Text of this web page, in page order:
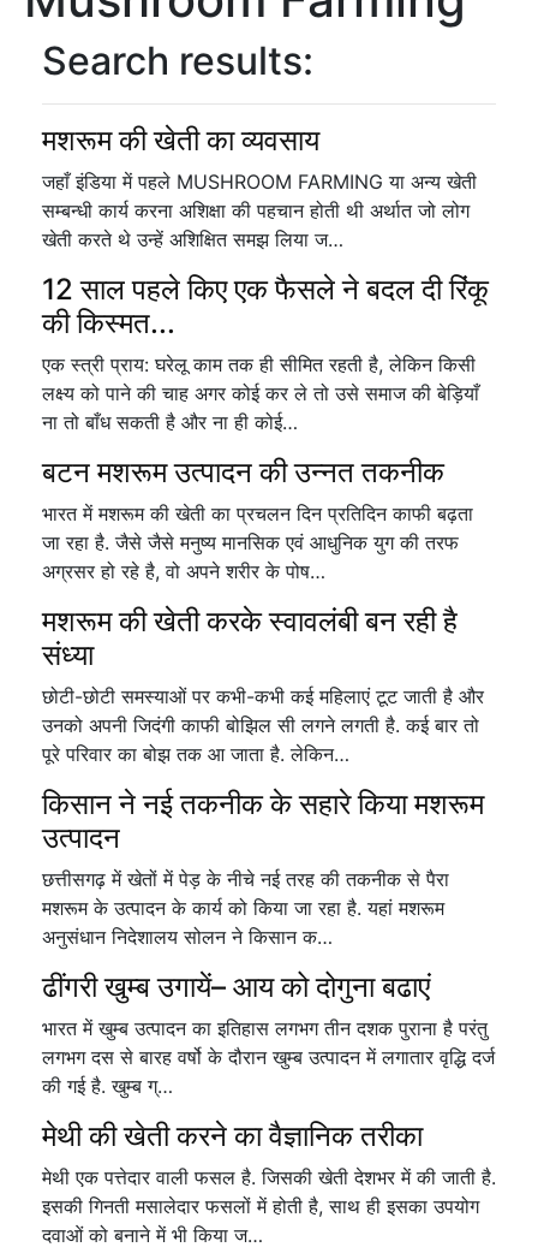
Search results:
मशरूम की खेती का व्यवसाय
जहाँ इंडिया में पहले MUSHROOM FARMING या अन्य खेती
सम्बन्धी कार्य करना अशिक्षा की पहचान होती थी अर्थात जो लोग
खेती करते थे उन्हें अशिक्षित समझ लिया ज…
12 साल पहले किए एक फैसले ने बदल दी रिंकू
की किस्मत...
एक स्त्री प्राय: घरेलू काम तक ही सीमित रहती है, लेकिन किसी
लक्ष्य को पाने की चाह अगर कोई कर ले तो उसे समाज की बेड़ियाँ
ना तो बाँध सकती है और ना ही कोई…
बटन मशरूम उत्पादन की उन्नत तकनीक
भारत में मशरूम की खेती का प्रचलन दिन प्रतिदिन काफी बढ़ता
जा रहा है. जैसे जैसे मनुष्य मानसिक एवं आधुनिक युग की तरफ
अग्रसर हो रहे है, वो अपने शरीर के पोष…
मशरूम की खेती करके स्वावलंबी बन रही है
संध्या
छोटी-छोटी समस्याओं पर कभी-कभी कई महिलाएं टूट जाती है और
उनको अपनी जिदंगी काफी बोझिल सी लगने लगती है. कई बार तो
पूरे परिवार का बोझ तक आ जाता है. लेकिन…
किसान ने नई तकनीक के सहारे किया मशरूम
उत्पादन
छत्तीसगढ़ में खेतों में पेड़ के नीचे नई तरह की तकनीक से पैरा
मशरूम के उत्पादन के कार्य को किया जा रहा है. यहां मशरूम
अनुसंधान निदेशालय सोलन ने किसान क…
ढींगरी खुम्ब उगायें– आय को दोगुना बढाएं
भारत में खुम्ब उत्पादन का इतिहास लगभग तीन दशक पुराना है परंतु
लगभग दस से बारह वर्षो के दौरान खुम्ब उत्पादन में लगातार वृद्धि दर्ज
की गई है. खुम्ब ग्…
मेथी की खेती करने का वैज्ञानिक तरीका
मेथी एक पत्तेदार वाली फसल है. जिसकी खेती देशभर में की जाती है.
इसकी गिनती मसालेदार फसलों में होती है, साथ ही इसका उपयोग
दवाओं को बनाने में भी किया ज…